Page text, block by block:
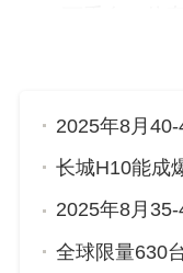
5-40万手自一体
凯迪拉克XT5的
长城H10能成
全球限量630